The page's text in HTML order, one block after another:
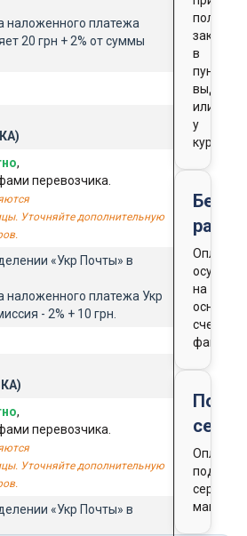
наложенного платежа
20 грн + 2% от суммы
,
перевозчика.
Уточняйте дополнительную
«Укр Почты» в
наложенного платежа Укр
- 2% + 10 грн.
,
перевозчика.
Уточняйте дополнительную
«Укр Почты» в
заказа
в
пункте
выдачи
или
у
курьера
Оплата
на
счета-
фактуры
Оплата